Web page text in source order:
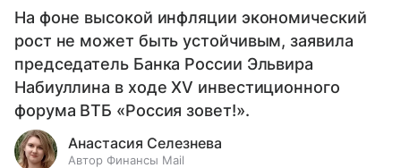
На фоне высокой инфляции экономический
рост не может быть устойчивым, заявила
председатель Банка России Эльвира
Набиуллина в ходе XV инвестиционного
форума ВТБ «Россия зовет!».
Анастасия Селезнева
Автор Финансы Mail